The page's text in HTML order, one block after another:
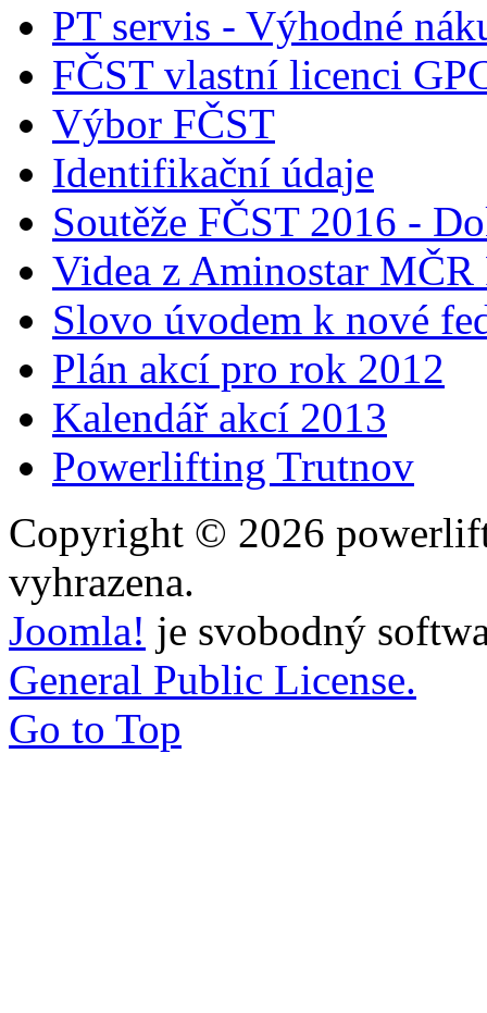
PT servis - Výhodné
FČST vlastní licenci
Výbor FČST
Identifikační údaje
Soutěže FČST 2016 -
Videa z Aminostar MČR
Slovo úvodem k nové
Plán akcí pro rok 2012
Kalendář akcí 2013
Powerlifting Trutnov
Copyright © 2026
vyhrazena.
Joomla! je svobodný
General Public License.
Go to Top